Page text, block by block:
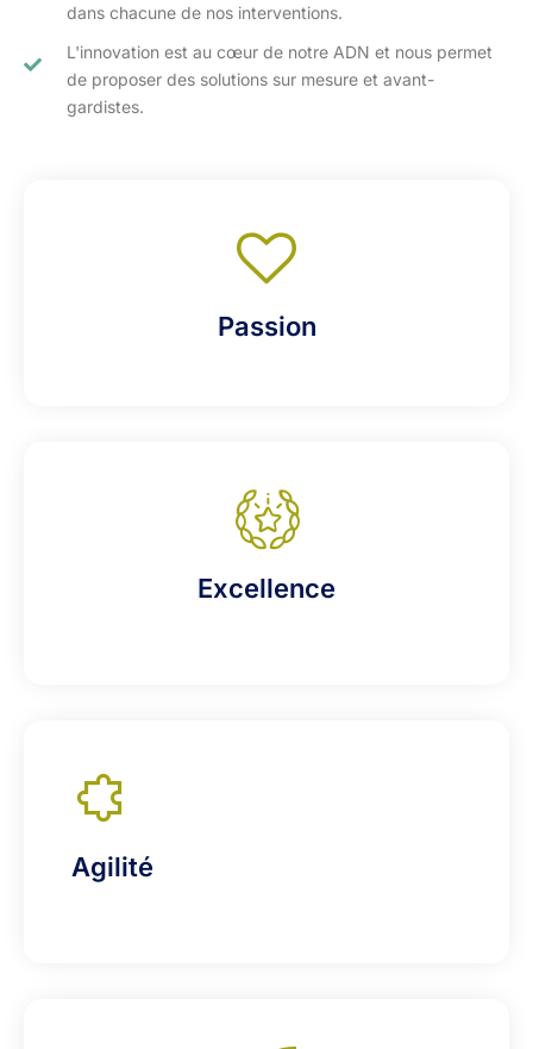
dans chacune de nos interventions.
L'innovation est au cœur de notre ADN et nous permet
de proposer des solutions sur mesure et avant-
gardistes.
Passion
Excellence
Agilité